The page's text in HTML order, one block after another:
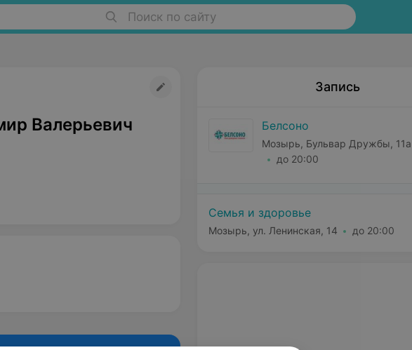
Поиск по сайту
Валерьевич
Запись
Белсоно
Мозырь, Бульвар Дружбы, 11а
до 20:00
Семья и здоровье
Мозырь, ул. Ленинская, 14 до 20:00